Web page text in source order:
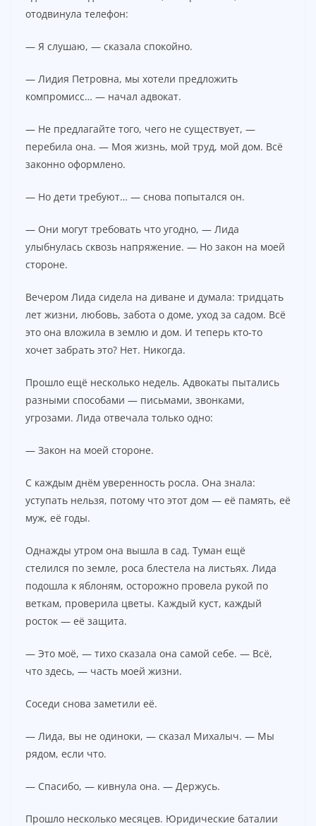
отодвинула телефон:
— Я слушаю, — сказала спокойно.
— Лидия Петровна, мы хотели предложить
компромисс… — начал адвокат.
— Не предлагайте того, чего не существует, —
перебила она. — Моя жизнь, мой труд, мой дом. Всё
законно оформлено.
— Но дети требуют… — снова попытался он.
— Они могут требовать что угодно, — Лида
улыбнулась сквозь напряжение. — Но закон на моей
стороне.
Вечером Лида сидела на диване и думала: тридцать
лет жизни, любовь, забота о доме, уход за садом. Всё
это она вложила в землю и дом. И теперь кто-то
хочет забрать это? Нет. Никогда.
Прошло ещё несколько недель. Адвокаты пытались
разными способами — письмами, звонками,
угрозами. Лида отвечала только одно:
— Закон на моей стороне.
С каждым днём уверенность росла. Она знала:
уступать нельзя, потому что этот дом — её память, её
муж, её годы.
Однажды утром она вышла в сад. Туман ещё
стелился по земле, роса блестела на листьях. Лида
подошла к яблоням, осторожно провела рукой по
веткам, проверила цветы. Каждый куст, каждый
росток — её защита.
— Это моё, — тихо сказала она самой себе. — Всё,
что здесь, — часть моей жизни.
Соседи снова заметили её.
— Лида, вы не одиноки, — сказал Михалыч. — Мы
рядом, если что.
— Спасибо, — кивнула она. — Держусь.
Прошло несколько месяцев. Юридические баталии